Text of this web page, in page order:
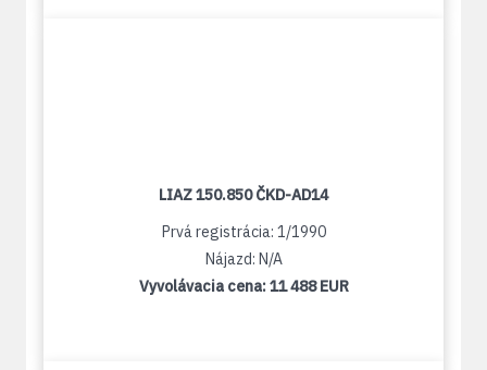
LIAZ 150.850 ČKD-AD14
Prvá registrácia: 1/1990
Nájazd: N/A
Vyvolávacia cena:11 488 EUR